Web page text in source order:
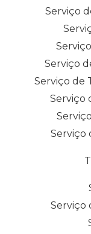
Serviço
Serviço
Serviço de
Serviço
Serviço
Serviço